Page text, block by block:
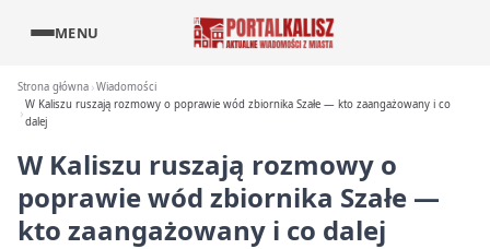
MENU
Strona główna Wiadomości
W Kaliszu ruszają rozmowy o poprawie wód zbiornika Szałe — kto zaangażowany i co
dalej
W Kaliszu ruszają rozmowy o
poprawie wód zbiornika Szałe —
kto zaangażowany i co dalej